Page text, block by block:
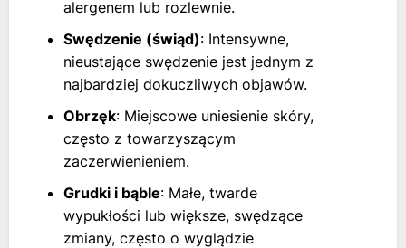
alergenem lub rozlewnie.
Swędzenie (świąd): Intensywne,
nieustające swędzenie jest jednym z
najbardziej dokuczliwych objawów.
Obrzęk: Miejscowe uniesienie skóry,
często z towarzyszącym
zaczerwienieniem.
Grudki i bąble: Małe, twarde
wypukłości lub większe, swędzące
zmiany, często o wyglądzie